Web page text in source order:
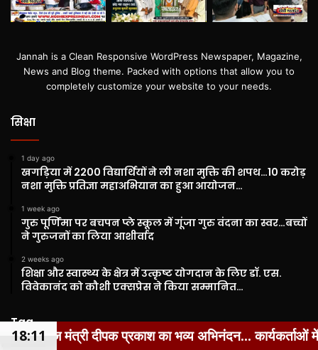
Jannah is a Clean Responsive WordPress Newspaper, Magazine,
News and Blog theme. Packed with options that allow you to
completely customize your website to your needs.
सिक्षा
1 day ago
खगड़िया में 2200 विद्यार्थियों ने ली नशा मुक्ति की शपथ…10 करोड़
नशा मुक्ति प्रतिज्ञा महाअभियान का हुआ आयोजन…
1 week ago
गुरु पूर्णिमा पर बचपन प्ले स्कूल में गूंजा गुरु वंदना का स्वर…बच्चों
ने गुरुजनों का लिया आशीर्वाद
2 weeks ago
शिक्षा और स्वास्थ्य के क्षेत्र में उत्कृष्ट योगदान के लिए डॉ. एस.
विवेकानंद को कौशी एक्सप्रेस ने किया सम्मानित…
Tag
में दिखा उत्साह... 36 वर्षों बाद पंचायत
18:12